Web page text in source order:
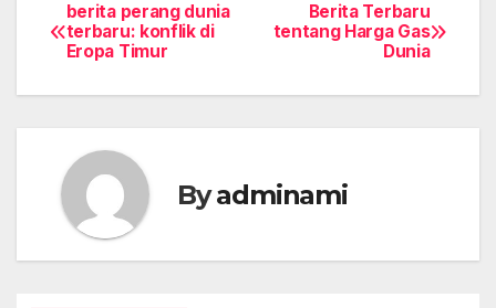
Post
navigation
Berita Terbaru
tentang Harga Gas
Dunia
berita perang dunia
terbaru: konflik di
Eropa Timur
Byadminami